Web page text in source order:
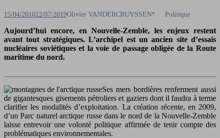
Posted
15/04/201022/07/2019Author
Olivier VANDERCRUYSSEN* Politique
Aujourd’hui encore, en Nouvelle-Zemble, les enjeux restent
avant tout stratégiques. L’archipel est un ancien site d’essais
nucléaires soviétiques et la voie de passage obligée de la Route
maritime du nord.
Ses mers bordières renferment aussi
de gigantesques gisements pétroliers et gaziers dont il faudra à terme
clarifier les modalités d’exploitation. La création récente, en 2009,
d’un Parc naturel arctique russe dans le nord de la Nouvelle-Zemble
laisse entrevoir une volonté politique affirmée de tenir compte des
problématiques environnementales.